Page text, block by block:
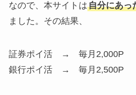
なので、本サイトは自分にあっ
ました。その結果、
証券ポイ活 → 毎月2,000P
銀行ポイ活 → 毎月2,500P